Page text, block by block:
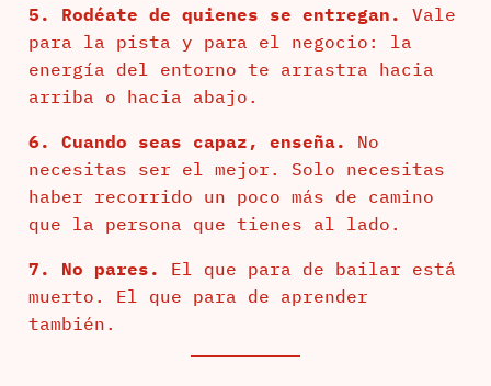
5. Rodéate de quienes se entregan.
Vale
para la pista y para el negocio: la
energía del entorno te arrastra hacia
arriba o hacia abajo.
6. Cuando seas capaz, enseña.
No
necesitas ser el mejor. Solo necesitas
haber recorrido un poco más de camino
que la persona que tienes al lado.
7. No pares.
El que para de bailar está
muerto. El que para de aprender
también.